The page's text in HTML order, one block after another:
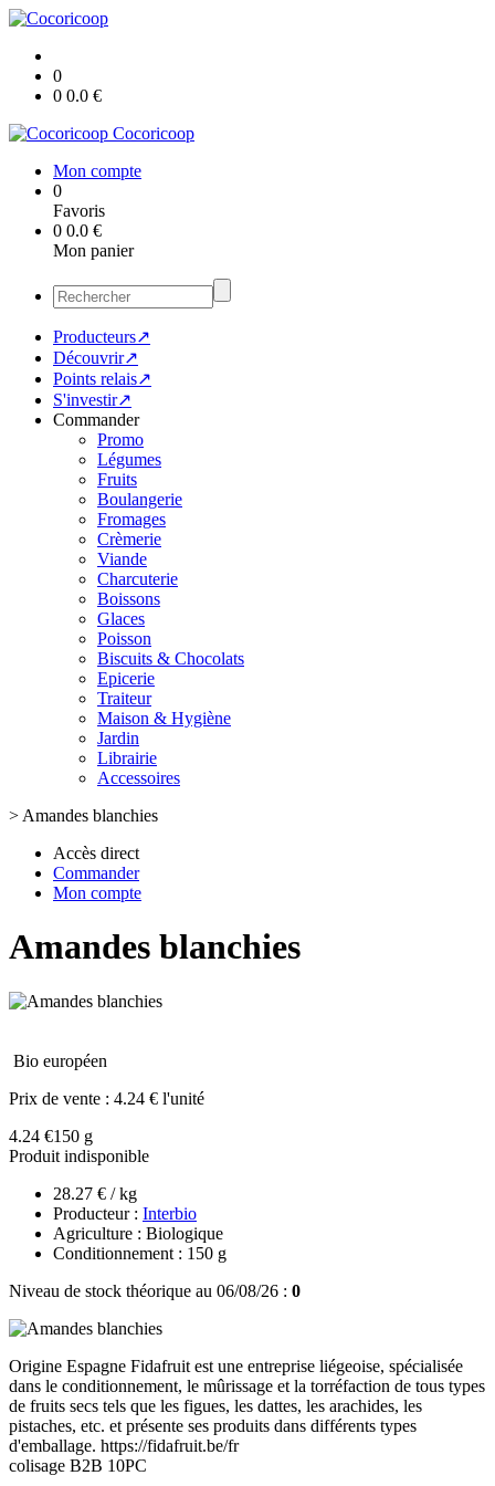
0
0 0.0 €
Cocoricoop
Mon compte
0
Favoris
0 0.0 €
Mon panier
Producteurs↗
Découvrir↗
Points relais↗
S'investir↗
Commander
Promo
Légumes
Fruits
Boulangerie
Fromages
Crèmerie
Viande
Charcuterie
Boissons
Glaces
Poisson
Biscuits & Chocolats
Epicerie
Traiteur
Maison & Hygiène
Jardin
Librairie
Accessoires
> Amandes blanchies
Accès direct
Commander
Mon compte
Amandes blanchies
Bio européen
Prix de vente : 4.24 € l'unité
4.24 €150 g
Produit indisponible
28.27 € / kg
Producteur : Interbio
Agriculture : Biologique
Conditionnement : 150 g
Niveau de stock théorique au 06/08/26 : 0
Origine Espagne Fidafruit est une entreprise liégeoise, spécialisée
dans le conditionnement, le mûrissage et la torréfaction de tous types
de fruits secs tels que les figues, les dattes, les arachides, les
pistaches, etc. et présente ses produits dans différents types
d'emballage. https://fidafruit.be/fr
colisage B2B 10PC